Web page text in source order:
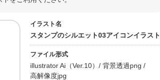
イラスト名
スタンプのシルエット03アイコンイラスト
ファイル形式
illustrator Ai（Ver.10）/ 背景透過png /
高解像度jpg